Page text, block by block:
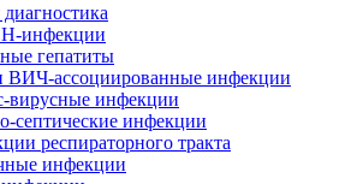
инфекции
гепатиты
ассоциированные инфекции
вирусные инфекции
септические инфекции
респираторного тракта
инфекции